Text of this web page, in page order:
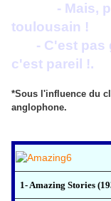
- Mais,
toulousain !
- C'est pas
c'est pareil !.
*Sous l'influence du
anglophone.
1- Amazing Stories